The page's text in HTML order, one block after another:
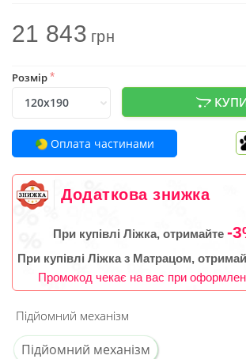
21 843грн
Розмір*
Оплата частинами
Додаткова знижка
При купівлі Ліжка, отримайте -
При купівлі Ліжка з Матрацом,
Промокод чекає на вас при
Підйомний механізм
Підйомний механізм